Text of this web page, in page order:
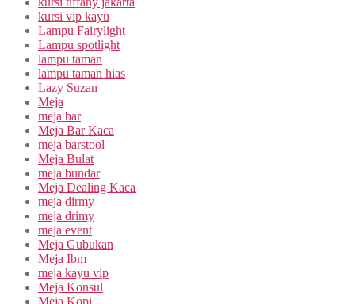
kursi vip kayu
Lampu Fairylight
Lampu spotlight
lampu taman
lampu taman hias
Lazy Suzan
Meja
meja bar
Meja Bar Kaca
meja barstool
Meja Bulat
meja bundar
Meja Dealing Kaca
meja dirmy
meja drimy
meja event
Meja Gubukan
Meja Ibm
meja kayu vip
Meja Konsul